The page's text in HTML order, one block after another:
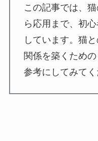
この記事では、
ら応用まで、初
しています。猫
関係を築くため
参考にしてみてく